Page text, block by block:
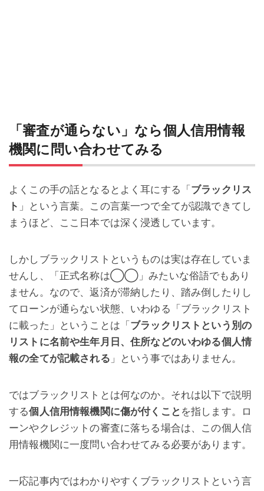
「審査が通らない」なら個人信用情報
機関に問い合わせてみる
よくこの手の話となるとよく耳にする「 ブラックリス
ト 」という言葉。この言葉一つで全てが認識できてし
まうほど、ここ日本では深く浸透しています。
しかしブラックリストというものは実は存在していま
せんし、「正式名称は◯◯」みたいな俗語でもあり
ません。なので、返済が滞納したり、踏み倒したりし
てローンが通らない状態、いわゆる「ブラックリスト
に載った」ということは「 ブラックリストという別の
リストに名前や生年月日、住所などのいわゆる個人情
報の全てが記載される 」という事ではありません。
ではブラックリストとは何なのか。それは以下で説明
する個人信用情報機関に傷が付くこと を指します。ロ
ーンやクレジットの審査に落ちる場合は、この個人信
用情報機関に一度問い合わせてみる必要があります。
一応記事内ではわかりやすくブラックリストという言